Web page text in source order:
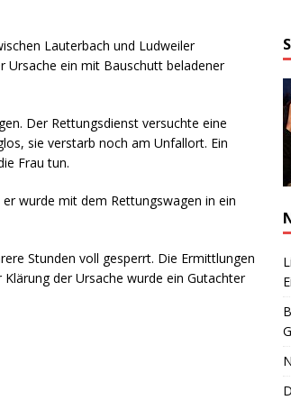
Lauterbach und Ludweiler
Ursache ein mit Bauschutt beladener
Der Rettungsdienst versuchte eine
sie verstarb noch am Unfallort. Ein
Frau tun.
wurde mit dem Rettungswagen in ein
Stunden voll gesperrt. Die Ermittlungen
der Ursache wurde ein Gutachter